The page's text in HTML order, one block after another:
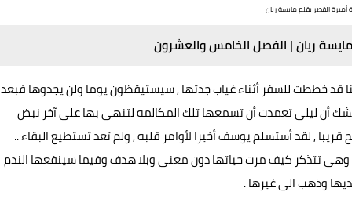
أميرة القصر بقلم مايسة ريان
مايسة ريان | الفصل الخامس والعشرون
خططت للسفر أثناء غياب جدتها , سيستيقظون يوما ولن يجدوها فبعد
أن ليلى تعمدت أن تسمعها تلك المكالمه لتنهى بها على آخر نبض
, لقد أستسلم يوسف أخيرا لأوامر قلبه , ولم تعد تستطيع البقاء ..
وهى تتذكر كيف مرت حياتها دون معنى وبلا هدف وفيما سينفعها الندم
وذهب الى غيرها .